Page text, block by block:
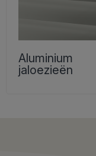
Aluminium
jaloezieën